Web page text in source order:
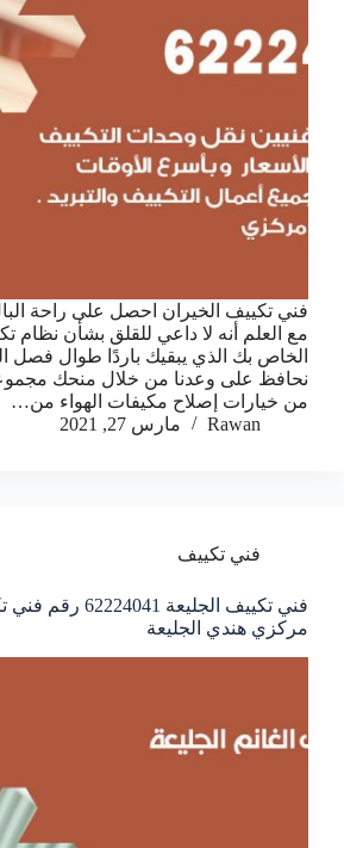
فني تكييف الخيران احصل على راحة
مع العلم أنه لا داعي للقلق بشأن نظام
الخاص بك الذي يبقيك باردًا طوال فصل
نحافظ على وعدنا من خلال منحك
من خيارات إصلاح مكيفات الهواء من…
Rawan
مارس 27, 2021
فني تكييف
فني تكييف الجليعة
مركزي هندي الجليعة